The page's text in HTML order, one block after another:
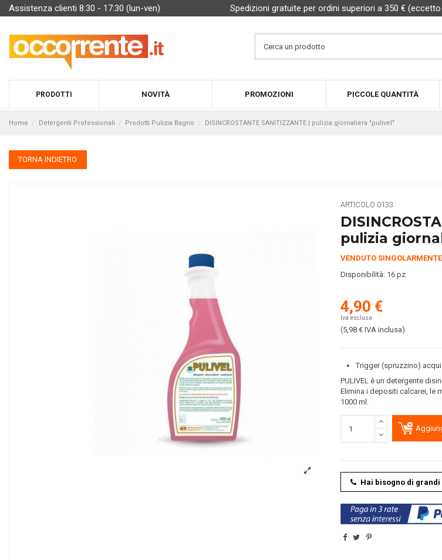
Assistenza clienti 8:30 - 17:30 (lun-ven) Spedizioni gratuite per ordini superiori a 350 €
PRODOTTI NOVITÀ PROMOZIONI PICCOLE QUANTITÀ
Home Detergenti Professionali Prodotti Pulizia Bagno DISINCROSTANTE SANITIZZANTE | pulizia giornaliera "pulivel"
TORNA INDIETRO
ARTICOLO 0133
pulizia
VENDUTO SINGOLARMENTE
Disponibilità: 16 pz
4,90 €
Iva esclusa
(5,98 € IVA inclusa)
Trigger (spruzzino)
PULIVEL è un detergente
Elimina i depositi calcarei, le
1000 ml.
Hai bisogno di grandi